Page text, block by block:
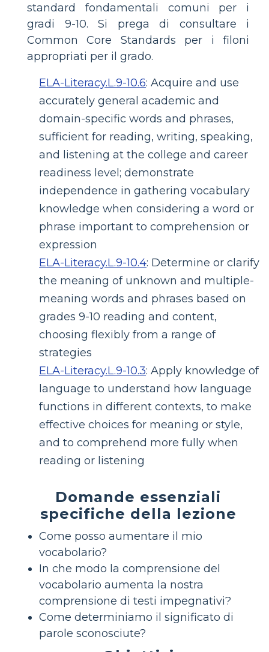
standard fondamentali comuni per i
gradi 9-10. Si prega di consultare i
Common Core Standards per i filoni
appropriati per il grado.
ELA-Literacy.L.9-10.6: Acquire and use
accurately general academic and
domain-specific words and phrases,
sufficient for reading, writing, speaking,
and listening at the college and career
readiness level; demonstrate
independence in gathering vocabulary
knowledge when considering a word or
phrase important to comprehension or
expression
ELA-Literacy.L.9-10.4: Determine or clarify
the meaning of unknown and multiple-
meaning words and phrases based on
grades 9-10 reading and content,
choosing flexibly from a range of
strategies
ELA-Literacy.L.9-10.3: Apply knowledge of
language to understand how language
functions in different contexts, to make
effective choices for meaning or style,
and to comprehend more fully when
reading or listening
Domande essenziali
specifiche della lezione
Come posso aumentare il mio
vocabolario?
In che modo la comprensione del
vocabolario aumenta la nostra
comprensione di testi impegnativi?
Come determiniamo il significato di
parole sconosciute?